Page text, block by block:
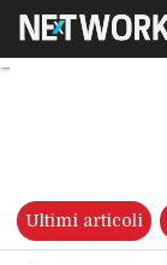
Ultimi articoli